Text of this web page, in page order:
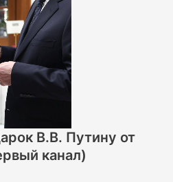
В.В. Путину от
канал)